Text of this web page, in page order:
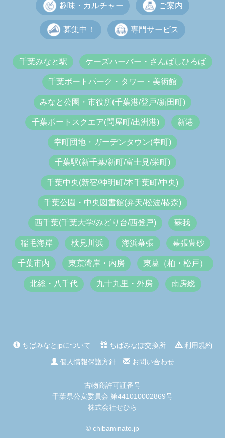
趣味・カルチャー ご案内
募集中！ 専門サービス
千葉みなと駅 ケーズハーバー・さんばしひろば
千葉ポートパーク・タワー・美術館
みなと公園・市役所(千葉港/登戸/新田町)
千葉ポートスクエア(問屋町/出洲港) 新港
幸町団地・ガーデンタウン(幸町)
千葉駅(新千葉/新町/富士見/栄町)
千葉中央(新宿/神明町/本千葉町/中央)
千葉公園・中央図書館(弁天/松波/椿森)
西千葉(千葉大学/みどり台/西登戸) 蘇我
稲毛海岸 検見川浜 海浜幕張 幕張豊砂
千葉市内 東京湾岸・内房 東葛（柏・松戸）
北総・八千代 九十九里・外房 南房総
ちばみなとjpについて ちばみなぽ交換所
利用規約
個人情報保護方針
お問い合わせ
古物商許可証番号
千葉県公安委員会 第441010002869号
株式会社せひら
© chibaminato.jp